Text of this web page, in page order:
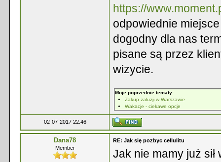
https://
odpowiednie
dogodny dla nas
pisane są przez
wizycie.
Moje poprzednie tematy:
Zakup żaluzji w Warszawie
Wakacje - ciekawe opcje
02-07-2017 22:46
Dana78
Member
RE: Jak się pozbyc cellulitu
Jak nie mamy już